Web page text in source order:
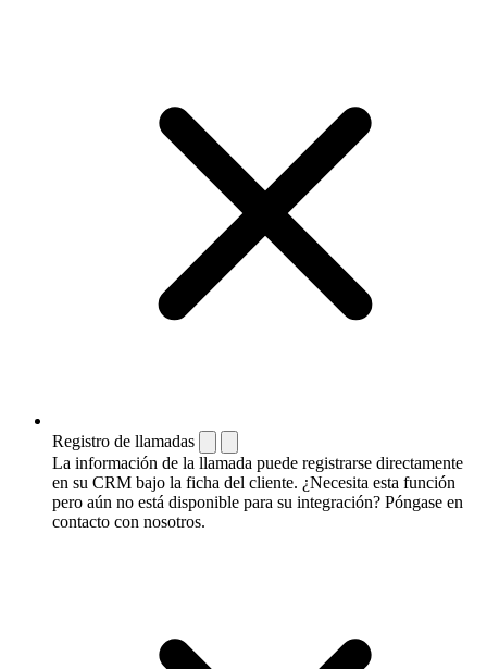
Registro de llamadas
La información de la llamada puede registrarse directamente
en su CRM bajo la ficha del cliente. ¿Necesita esta función
pero aún no está disponible para su integración? Póngase en
contacto con nosotros.